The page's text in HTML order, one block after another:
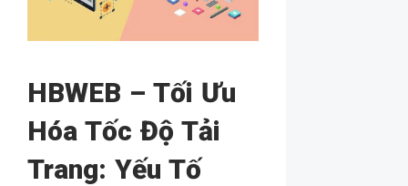
HBWEB – Tối Ưu
Hóa Tốc Độ Tải
Trang: Yếu Tố